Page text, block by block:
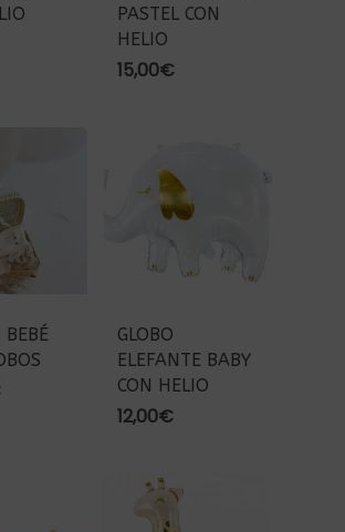
PASTEL CON
HELIO
15,00€
BEBÉ
GLOBO
ELEFANTE BABY
CON HELIO
12,00€